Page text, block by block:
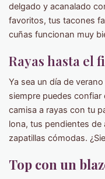
delgado y acanalado
favoritos, tus tacones
cuñas funcionan muy
Rayas hasta el
Ya sea un día de
siempre puedes
camisa a rayas con tu
lona, ​​tus pendientes
zapatillas cómodas.
Top con un